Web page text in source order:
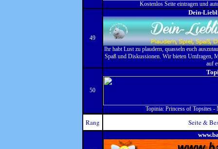
Kostenlos Seite eintragen und
49
Dein-
Ihr habt Lust zu plaudern, quasseln euch
Spaß und Diskussionen. Wir bieten Umfragen,
auf
50
Topinia: Princess of Topsites -
Rang Seite &